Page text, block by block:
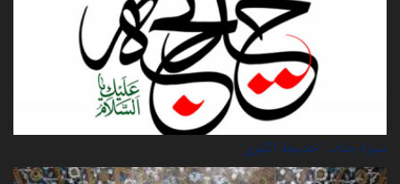
سيرة‌ جناب "خديجة‌ الكبرى"